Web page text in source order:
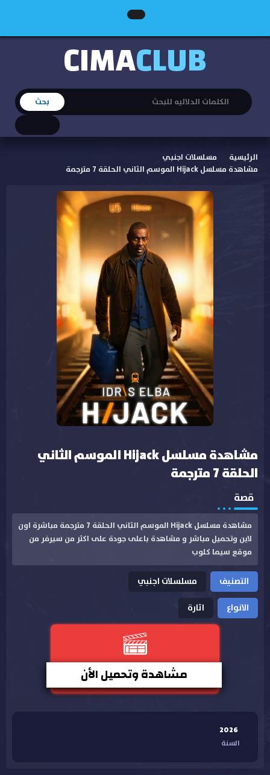
CIMACLUB
الرئيسية
مسلسلات اجنبي
مشاهدة مسلسل Hijack الموسم الثاني الحلقة 7 مترجمة
مشاهدة مسلسل Hijack الموسم الثاني
الحلقة 7 مترجمة
قصة
مشاهدة مسلسل Hijack الموسم الثاني الحلقة 7 مترجمة مباشرة اون
لاين وتحميل مباشر و مشاهدة باعلى جودة على اكثر من سيرفر من
موقع سيما كلوب
التصنيف
مسلسلات اجنبي
الانواع
اثارة
مشاهدة وتحميل الأن
2026
السنة